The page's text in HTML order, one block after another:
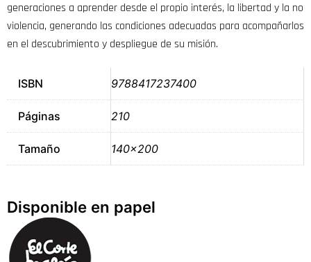
generaciones a aprender desde el propio interés, la libertad y la no
violencia, generando las condiciones adecuadas para acompañarlos
en el descubrimiento y despliegue de su misión.
ISBN 9788417237400
Páginas 210
Tamaño 140×200
Disponible en papel